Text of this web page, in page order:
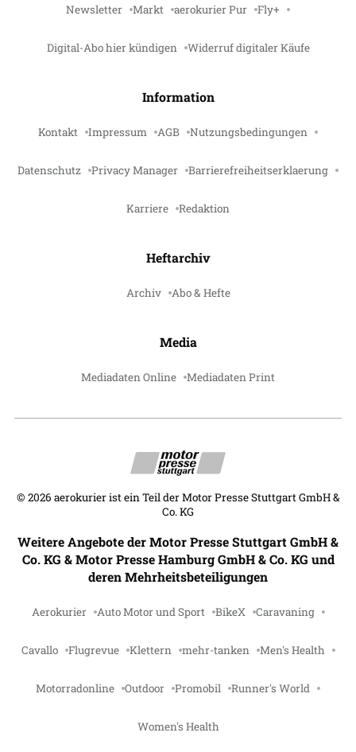
Newsletter Markt aerokurier Pur Fly+
Digital-Abo hier kündigen Widerruf digitaler Käufe
Information
Kontakt Impressum AGB Nutzungsbedingungen
Datenschutz Privacy Manager Barrierefreiheitserklaerung
Karriere Redaktion
Heftarchiv
Archiv Abo & Hefte
Media
Mediadaten Online Mediadaten Print
© 2026 aerokurier ist ein Teil der Motor Presse Stuttgart GmbH &
Co. KG
Weitere Angebote der Motor Presse Stuttgart GmbH &
Co. KG & Motor Presse Hamburg GmbH & Co. KG und
deren Mehrheitsbeteiligungen
Aerokurier Auto Motor und Sport BikeX Caravaning
Cavallo Flugrevue Klettern mehr-tanken Men's Health
Motorradonline Outdoor Promobil Runner's World
Women's Health